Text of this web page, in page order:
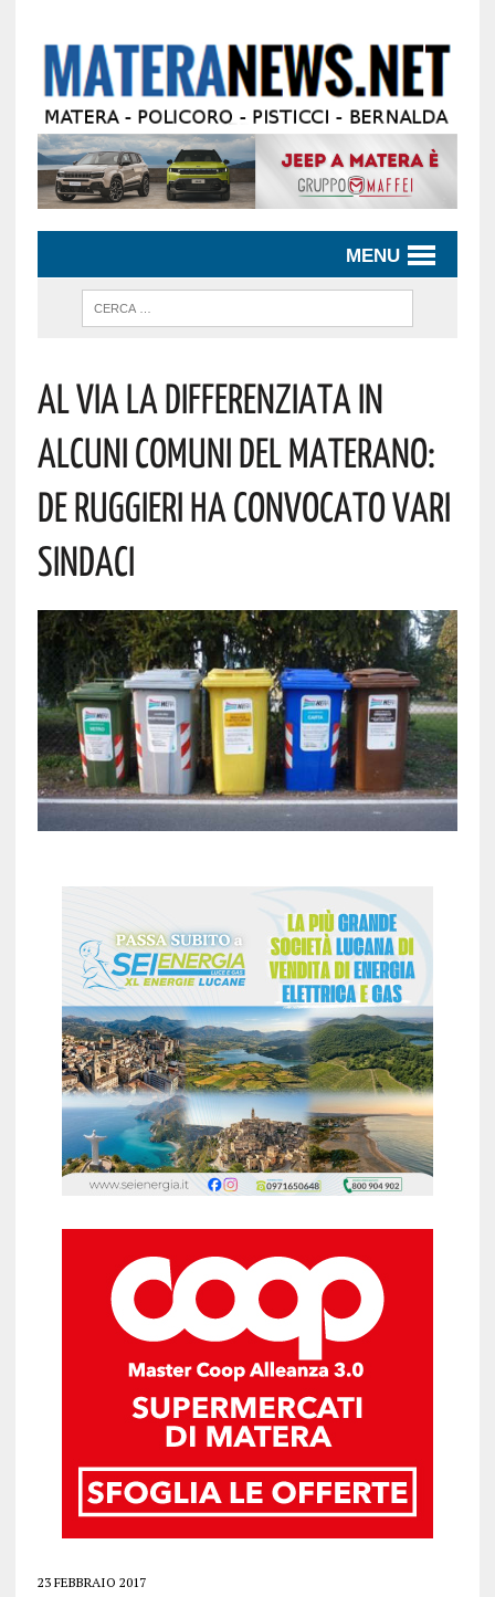
MENU
AL VIA LA DIFFERENZIATA IN
ALCUNI COMUNI DEL MATERANO:
DE RUGGIERI HA CONVOCATO VARI
SINDACI
23 FEBBRAIO 2017